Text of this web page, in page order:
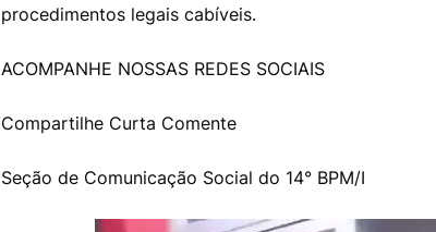
procedimentos legais cabíveis.
ACOMPANHE NOSSAS REDES SOCIAIS
Compartilhe Curta Comente
Seção de Comunicação Social do 14° BPM/I